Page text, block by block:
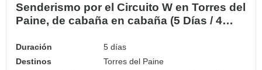
Senderismo por el Circuito W en Torres del
Paine, de cabaña en cabaña (5 Días / 4
Duración
5 días
Destinos
Torres del Paine